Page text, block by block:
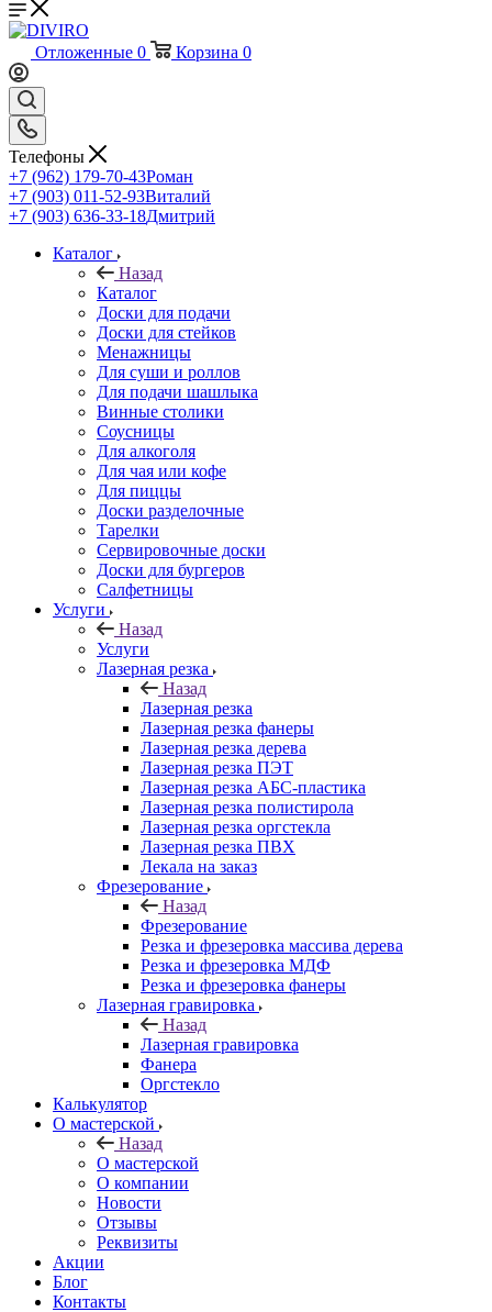
Отложенные 0 Корзина 0
Телефоны
+7 (962) 179-70-43Роман
+7 (903) 011-52-93Виталий
+7 (903) 636-33-18Дмитрий
Каталог
Назад
Каталог
Доски для подачи
Доски для стейков
Менажницы
Для суши и роллов
Для подачи шашлыка
Винные столики
Соусницы
Для алкоголя
Для чая или кофе
Для пиццы
Доски разделочные
Тарелки
Сервировочные доски
Доски для бургеров
Салфетницы
Услуги
Назад
Услуги
Лазерная резка
Назад
Лазерная резка
Лазерная резка фанеры
Лазерная резка дерева
Лазерная резка ПЭТ
Лазерная резка АБС-пластика
Лазерная резка полистирола
Лазерная резка оргстекла
Лазерная резка ПВХ
Лекала на заказ
Фрезерование
Назад
Фрезерование
Резка и фрезеровка массива дерева
Резка и фрезеровка МДФ
Резка и фрезеровка фанеры
Лазерная гравировка
Назад
Лазерная гравировка
Фанера
Орг­стек­ло
Калькулятор
О мастерской
Назад
О мастерской
О компании
Новости
Отзывы
Реквизиты
Акции
Блог
Контакты